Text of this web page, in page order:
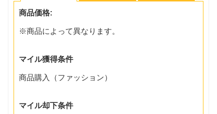
商品価格:
※商品によって異なります。
マイル獲得条件
商品購入（ファッション）
マイル却下条件